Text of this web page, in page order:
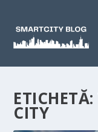
ETICHETĂ:
CITY